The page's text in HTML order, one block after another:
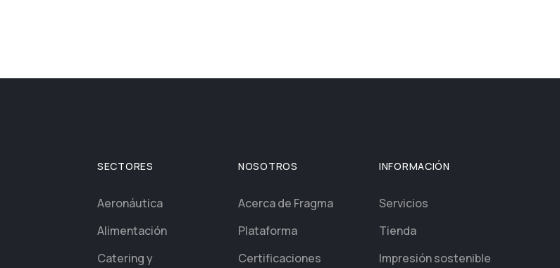
SECTORES
Aeronáutica
Alimentación
Catering y
NOSOTROS
Acerca de Fragma
Plataforma
Certificaciones
INFORMACIÓN
Servicios
Tienda
Impresión sostenible